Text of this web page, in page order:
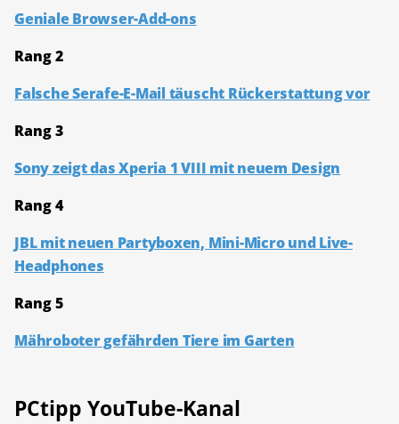
Geniale Browser-Add-ons
Rang 2
Falsche Serafe-E-Mail täuscht Rückerstattung vor
Rang 3
Sony zeigt das Xperia 1 VIII mit neuem Design
Rang 4
JBL mit neuen Partyboxen, Mini-Micro und Live-
Headphones
Rang 5
Mähroboter gefährden Tiere im Garten
PCtipp YouTube-Kanal